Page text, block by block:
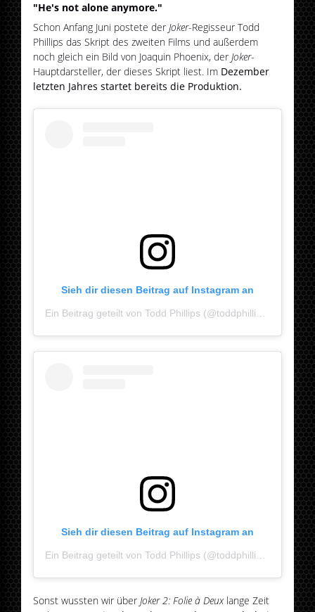
"He's not alone anymore."
Schon Anfang Juni postete derJoker-Regisseur Todd
Phillips das Skript des zweiten Films und außerdem
noch gleich ein Bild von Joaquin Phoenix, derJoker-
Hauptdarsteller, der dieses Skript liest. Im Dezember
letzten Jahres startet bereits die Produktion.
Sieh dir diesen Beitrag auf Instagram an
Sieh dir diesen Beitrag auf Instagram an
Ein Beitrag geteilt von Todd Phillips (@toddphillips)
Sonst wussten wir überJoker 2: Folie à Deuxlange Zeit